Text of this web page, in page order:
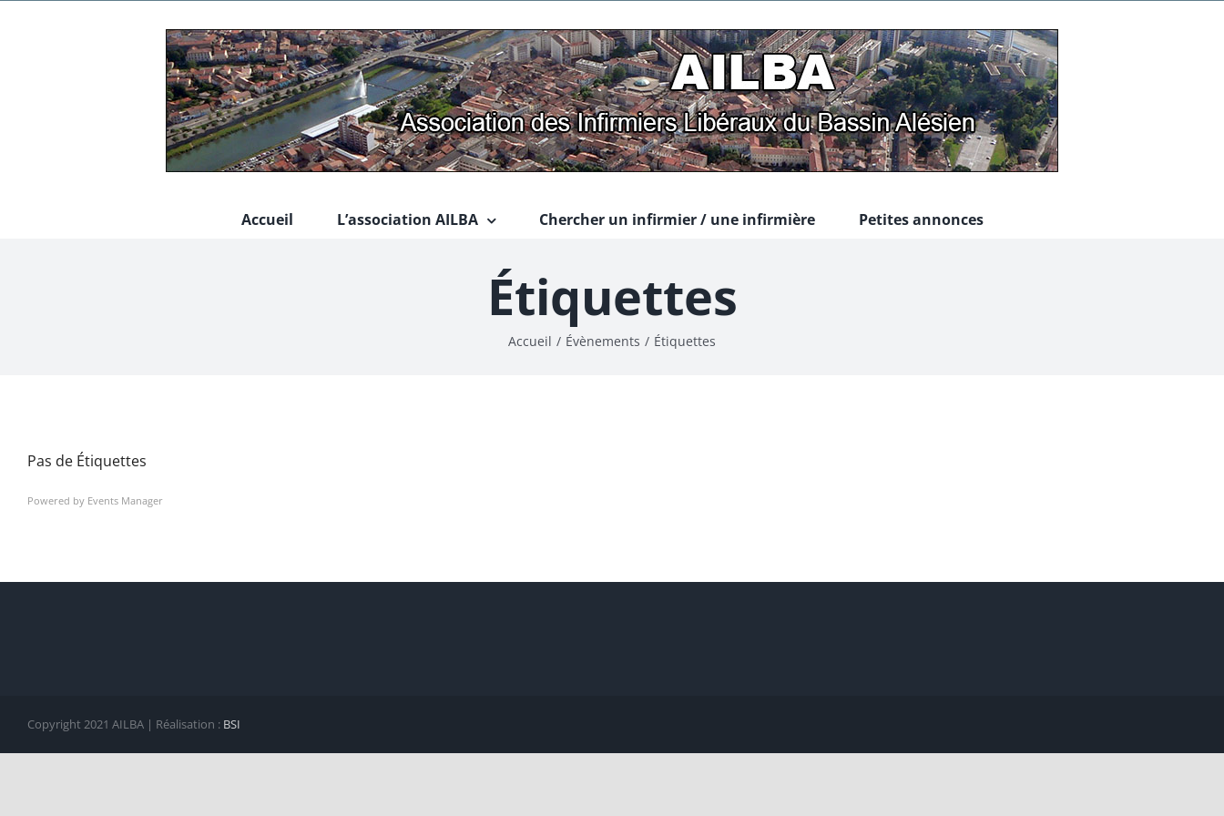
Accueil L’association AILBA Chercher un infirmier / une infirmière Petites annonces
Étiquettes
Accueil / Évènements / Étiquettes
Pas de Étiquettes
Powered by Events Manager
Copyright 2021 AILBA | Réalisation : BSI